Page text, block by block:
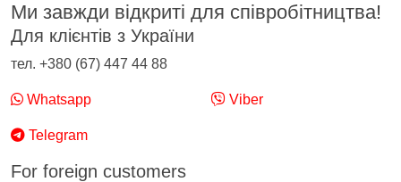
Ми завжди відкриті для співробітництва!
Для клієнтів з України
тел. +380 (67) 447 44 88
Whatsapp Viber
Telegram
For foreign customers